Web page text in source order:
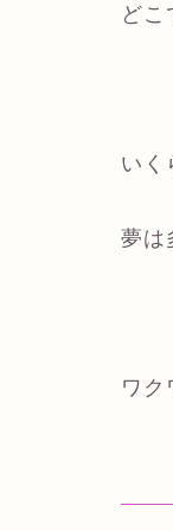
どこ
いく
夢は
ワク